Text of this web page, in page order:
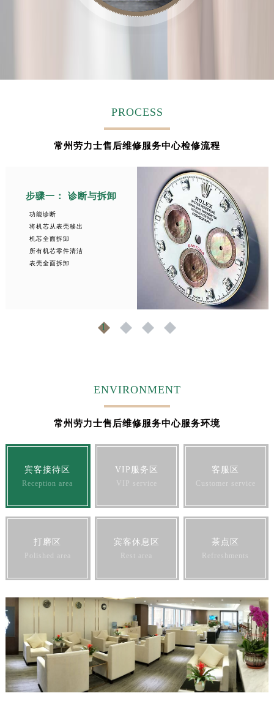
PROCESS
常州劳力士售后维修服务中心检修流程
步骤一： 诊断与拆卸
功能诊断
将机芯从表壳移出
机芯全面拆卸
所有机芯零件清洁
表壳全面拆卸
1 2 3 4
ENVIRONMENT
常州劳力士售后维修服务中心服务环境
宾客接待区
Reception area
VIP服务区
VIP service
客服区
Customer service
打磨区
Polished area
宾客休息区
Rest area
茶点区
Refreshments